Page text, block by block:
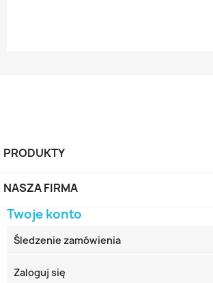
PRODUKTY
NASZA FIRMA
Twoje konto
Śledzenie zamówienia
Zaloguj się